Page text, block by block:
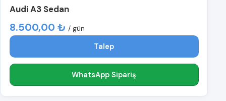
Audi A3 Sedan
8.500,00 ₺ / gün
Talep
WhatsApp Sipariş